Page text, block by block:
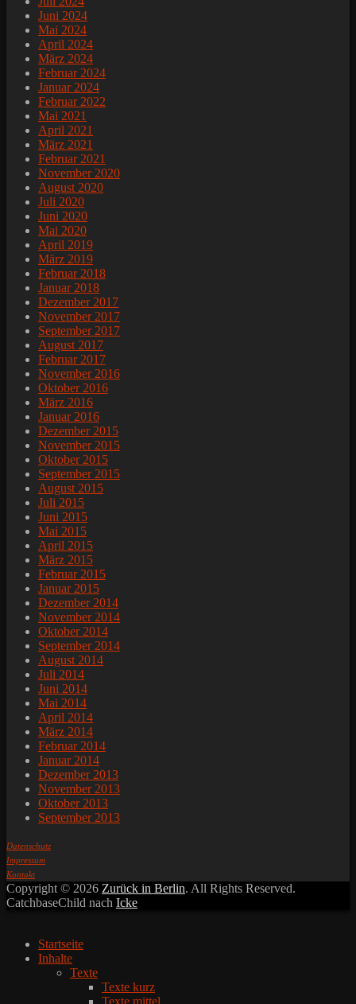
Juni 2024
Mai 2024
April 2024
März 2024
Februar 2024
Januar 2024
Februar 2022
Mai 2021
April 2021
März 2021
Februar 2021
November 2020
August 2020
Juli 2020
Juni 2020
Mai 2020
April 2019
März 2019
Februar 2018
Januar 2018
Dezember 2017
November 2017
September 2017
August 2017
Februar 2017
November 2016
Oktober 2016
März 2016
Januar 2016
Dezember 2015
November 2015
Oktober 2015
September 2015
August 2015
Juli 2015
Juni 2015
Mai 2015
April 2015
März 2015
Februar 2015
Januar 2015
Dezember 2014
November 2014
Oktober 2014
September 2014
August 2014
Juli 2014
Juni 2014
Mai 2014
April 2014
März 2014
Februar 2014
Januar 2014
Dezember 2013
November 2013
Oktober 2013
September 2013
Datenschutz
Impressum
Kontakt
Copyright © 2026 Zurück in Berlin. All Rights Reserved.
CatchbaseChild nach Icke
scrollenStartseite
Inhalte
Texte
Texte kurz